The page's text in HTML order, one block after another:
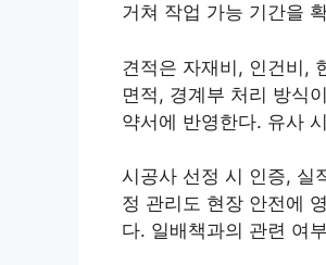
거쳐 작업 가능 기간을
견적은 자재비, 인건비,
면적, 경계부 처리 방식
약서에 반영한다. 유사
시공사 선정 시 인증, 실
정 관리도 현장 안전에
다. 일배책과의 관련 여